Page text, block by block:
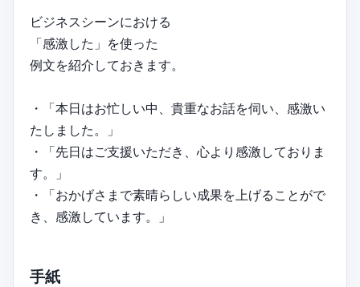
ビジネスシーンにおける
「感激した」を使った
例文を紹介しておきます。
・「本日はお忙しい中、貴重なお話を伺い、感激い
たしました。」
・「先日はご支援いただき、心より感激しておりま
す。」
・「おかげさまで素晴らしい成果を上げることがで
き、感激しています。」
手紙